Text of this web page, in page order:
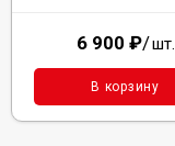
6 900 ₽/шт.
В корзину